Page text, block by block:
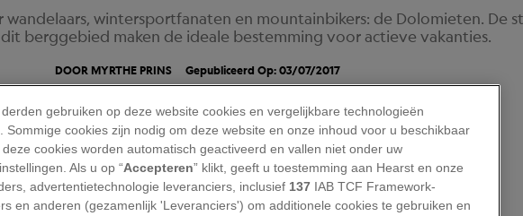
wintersportfanaten en mountainbikers: de Dolomieten. De
berggebied maken de ideale bestemming voor actieve vakanties.
DOOR MYRTHE PRINS Gepubliceerd Op: 03/07/2017
Dolomieten maakt het allemaal niet uit.
Italiaanse gebergte biedt
gebruiken op deze website cookies en vergelijkbare technologieën
Sommige cookies zijn nodig om deze website en onze inhoud voor u beschikbaar
cookies worden automatisch geactiveerd en vallen niet onder uw
Als u op “Accepteren” klikt, geeft u toestemming aan Hearst en onze
advertentietechnologie leveranciers, inclusief 137 IAB TCF Framework-
en anderen (gezamenlijk 'Leveranciers') om additionele cookies te gebruiken en